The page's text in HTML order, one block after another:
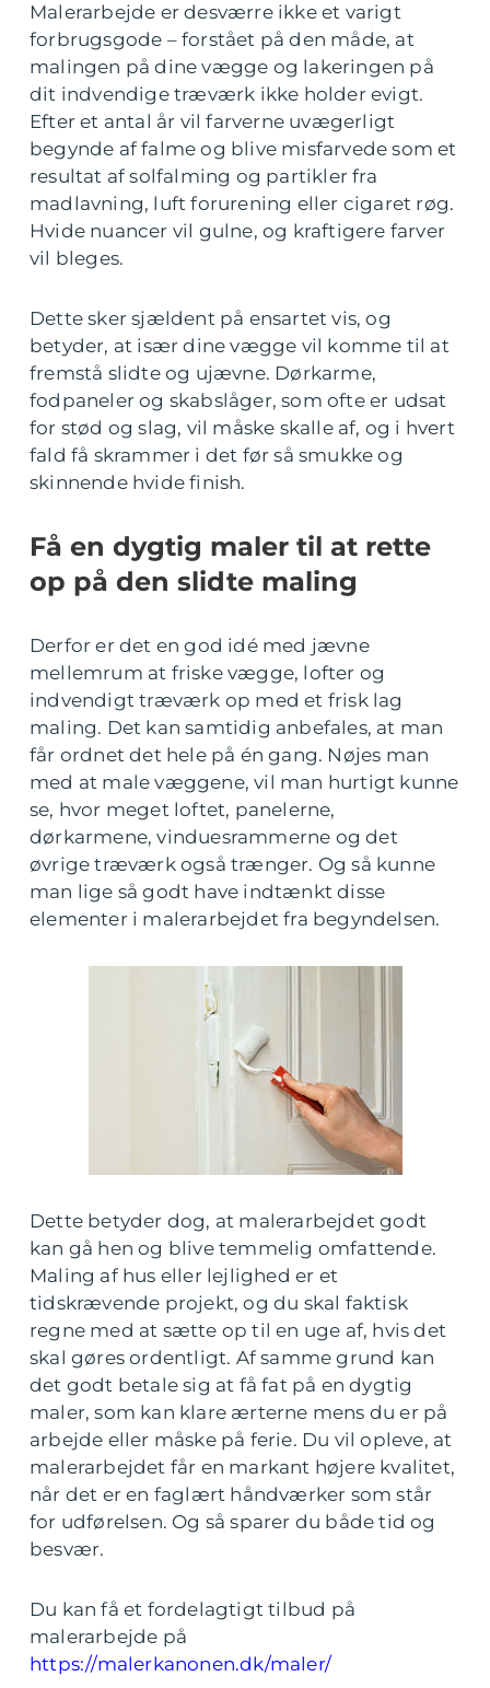
Malerarbejde er desværre ikke et varigt
forbrugsgode – forstået på den måde, at
malingen på dine vægge og lakeringen på
dit indvendige træværk ikke holder evigt.
Efter et antal år vil farverne uvægerligt
begynde af falme og blive misfarvede som et
resultat af solfalming og partikler fra
madlavning, luft forurening eller cigaret røg.
Hvide nuancer vil gulne, og kraftigere farver
vil bleges.
Dette sker sjældent på ensartet vis, og
betyder, at især dine vægge vil komme til at
fremstå slidte og ujævne. Dørkarme,
fodpaneler og skabslåger, som ofte er udsat
for stød og slag, vil måske skalle af, og i hvert
fald få skrammer i det før så smukke og
skinnende hvide finish.
Få en dygtig maler til at rette
op på den slidte maling
Derfor er det en god idé med jævne
mellemrum at friske vægge, lofter og
indvendigt træværk op med et frisk lag
maling. Det kan samtidig anbefales, at man
får ordnet det hele på én gang. Nøjes man
med at male væggene, vil man hurtigt kunne
se, hvor meget loftet, panelerne,
dørkarmene, vinduesrammerne og det
øvrige træværk også trænger. Og så kunne
man lige så godt have indtænkt disse
elementer i malerarbejdet fra begyndelsen.
Dette betyder dog, at malerarbejdet godt
kan gå hen og blive temmelig omfattende.
Maling af hus eller lejlighed er et
tidskrævende projekt, og du skal faktisk
regne med at sætte op til en uge af, hvis det
skal gøres ordentligt. Af samme grund kan
det godt betale sig at få fat på en dygtig
maler, som kan klare ærterne mens du er på
arbejde eller måske på ferie. Du vil opleve, at
malerarbejdet får en markant højere kvalitet,
når det er en faglært håndværker som står
for udførelsen. Og så sparer du både tid og
besvær.
Du kan få et fordelagtigt tilbud på
malerarbejde på
https://malerkanonen.dk/maler/